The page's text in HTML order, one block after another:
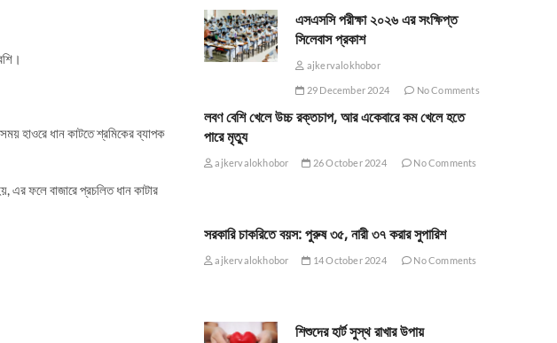
হাওরে ধান কাটতে শ্রমিকের ব্যাপক
এর ফলে বাজারে প্রচলিত ধান কাটার
এসএসসি পরীক্ষা ২০২৬ এর সংক্ষিপ্ত
সিলেবাস প্রকাশ
ajkervalokhobor
29 December 2024 No Comments
লবণ বেশি খেলে উচ্চ রক্তচাপ, আর একেবারে কম খেলে হতে
পারে মৃত্যু
ajkervalokhobor 26 October 2024 No Comments
সরকারি চাকরিতে বয়স: পুরুষ ৩৫, নারী ৩৭ করার সুপারিশ
ajkervalokhobor 14 October 2024 No Comments
শিশুদের হার্ট সুস্থ রাখার উপায়